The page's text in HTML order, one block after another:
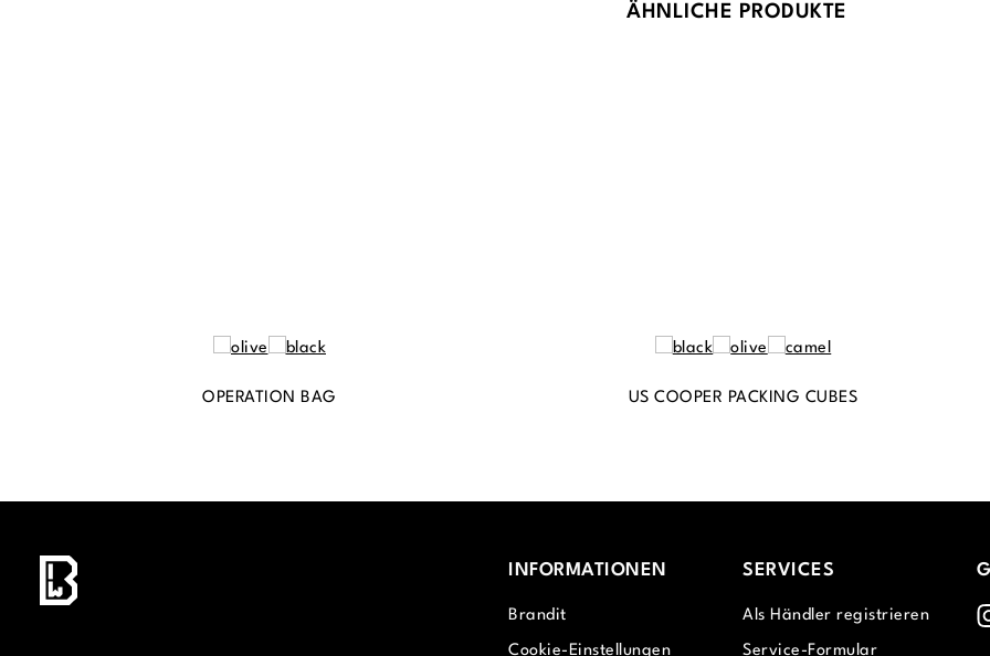
ÄHNLICHE PRODUKTE
OPERATION BAG US COOPER PACKING CUBES
INFORMATIONEN
Brandit
Cookie-Einstellungen
SERVICES
Als Händler registrieren
Service-Formular